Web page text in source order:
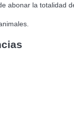
abonar la totalidad